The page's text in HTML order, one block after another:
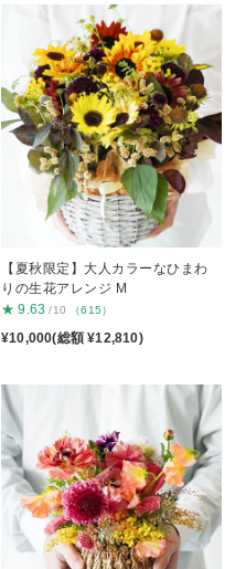
【夏秋限定】大人カラーなひまわ
りの生花アレンジ M
★ 9.63 /10 （615）
¥10,000(総額 ¥12,810)